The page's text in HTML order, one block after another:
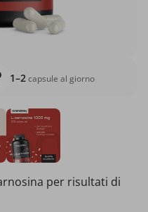
1–2capsule al giorno
per risultati di